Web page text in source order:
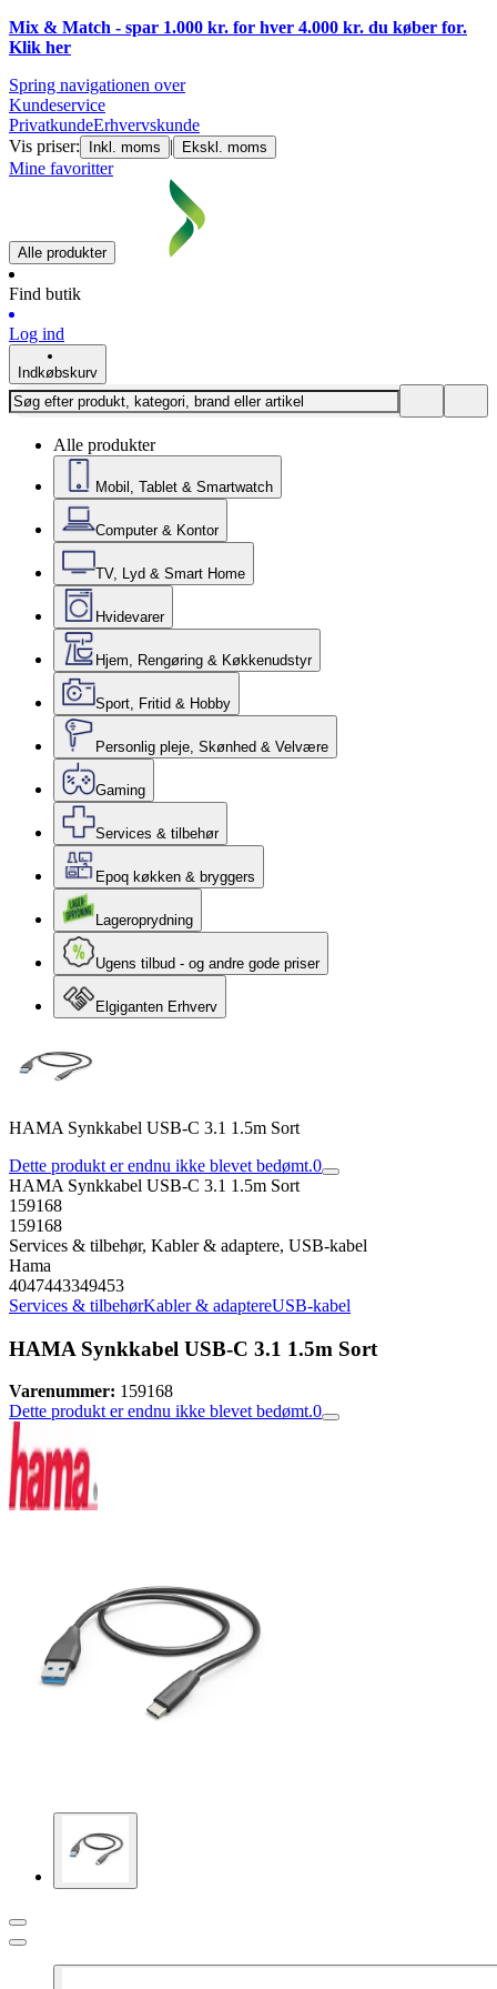
Mix & Match - spar 1.000 kr. for hver 4.000 kr. du køber for.
Klik her
Spring navigationen over
Kundeservice
PrivatkundeErhvervskunde
Vis priser:
Inkl. moms | Ekskl. moms
Mine favoritter
Alle produkter
Find butik
Log ind
Indkøbskurv
Alle produkter
Mobil, Tablet & Smartwatch
Computer & Kontor
TV, Lyd & Smart Home
Hvidevarer
Hjem, Rengøring & Køkkenudstyr
Sport, Fritid & Hobby
Personlig pleje, Skønhed & Velvære
Gaming
Services & tilbehør
Epoq køkken & bryggers
Lageroprydning
Ugens tilbud - og andre gode priser
Elgiganten Erhverv
HAMA Synkkabel USB-C 3.1 1.5m Sort
Dette produkt er endnu ikke blevet bedømt.0
HAMA Synkkabel USB-C 3.1 1.5m Sort
159168
159168
Services & tilbehør, Kabler & adaptere, USB-kabel
Hama
4047443349453
Services & tilbehørKabler & adaptereUSB-kabel
HAMA Synkkabel USB-C 3.1 1.5m Sort
Varenummer: 159168
Dette produkt er endnu ikke blevet bedømt.0